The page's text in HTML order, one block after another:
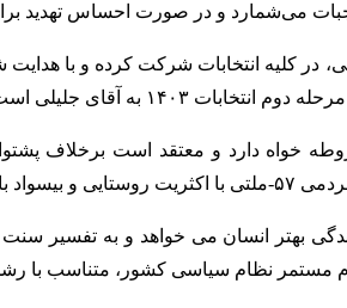
می‌شمارد و در صورت احساس تهدید
در کلیه انتخابات شرکت کرده و با
به آقای جلیلی است.
خواه دارد و معتقد است برخلاف
شده است.
بهتر انسان می خواهد و به تفسیر
مستمر نظام سیاسی کشور، متناسب با